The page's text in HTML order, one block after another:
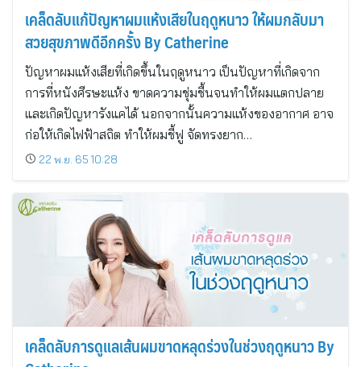
เคล็ดลับแก้ปัญหาผมแห้งเสียในฤดูหนาว ให้ผมกลับมา
สวยสุขภาพดีอีกครั้ง By Catherine
ปัญหาผมแห้งเสียที่เกิดขึ้นในฤดูหนาว เป็นปัญหาที่เกิดจาก
การที่หนังศีรษะแห้ง ขาดความชุ่มชื้นจนทำให้ผมแตกปลาย
และเกิดปัญหารังแคได้ นอกจากนั้นความแห้งของอากาศ อาจ
ก่อให้เกิดไฟฟ้าสถิต ทำให้ผมชี้ฟู จัดทรงยาก…
22 พ.ย. 65 10:28
เคล็ดลับการดูแลเส้นผมขาดหลุดร่วงในช่วงฤดูหนาว By